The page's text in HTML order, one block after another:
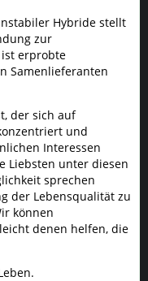
Hybride stellt
zur
erprobte
Samenlieferanten
der sich auf
und
Interessen
Liebsten unter diesen
sprechen
der Lebensqualität zu
können
denen helfen, die